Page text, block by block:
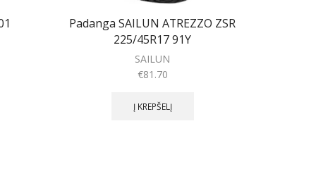
Padanga SAILUN ATREZZO ZSR
225/45R17 91Y
SAILUN
€81.70
Į KREPŠELĮ